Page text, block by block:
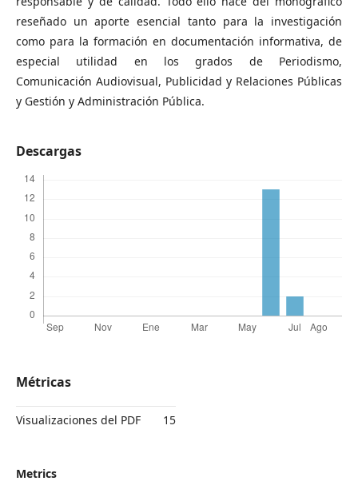
reseñado un aporte esencial tanto para la investigación
como para la formación en documentación informativa, de
especial utilidad en los grados de Periodismo,
Comunicación Audiovisual, Publicidad y Relaciones Públicas
y Gestión y Administración Pública.
Descargas
Métricas
Visualizaciones del PDF 15
Metrics